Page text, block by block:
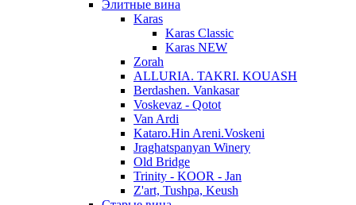
Элитные вина
Karas
Karas Classic
Karas NEW
Zorah
ALLURIA. TAKRI. KOUASH
Berdashen. Vankasar
Voskevaz - Qotot
Van Ardi
Kataro.Hin Areni.Voskeni
Jraghatspanyan Winery
Old Bridge
Trinity - KOOR - Jan
Z'art, Tushpa, Keush